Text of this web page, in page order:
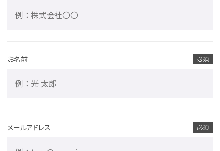
お名前 必須
メールアドレス 必須